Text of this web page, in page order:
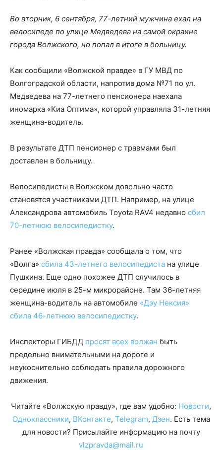
Во вторник, 6 сентября, 77-летний мужчина ехал на
велосипеде по улице Медведева на самой окраине
города Волжского, но попал в итоге в больницу.
Как сообщили «Волжской правде» в ГУ МВД по
Волгоградской области, напротив дома №71 по ул.
Медведева на 77-летнего пенсионера наехала
иномарка «Киа Оптима», которой управляла 31-летняя
женщина-водитель.
В результате ДТП пенсионер с травмами был
доставлен в больницу.
Велосипедисты в Волжском довольно часто
становятся участниками ДТП. Например, на улице
Александрова автомобиль Toyota RAV4 недавно сбил
70-летнюю велосипедистку.
Ранее «Волжская правда» сообщала о том, что
«Волга» сбила 43-летнего велосипедиста на улице
Пушкина. Еще одно похожее ДТП случилось в
середине июля в 25-м микрорайоне. Там 36-летняя
женщина-водитель на автомобиле «Дэу Нексия»
сбила 46-летнюю велосипедистку.
Инспекторы ГИБДД просят всех волжан быть
предельно внимательными на дороге и
неукоснительно соблюдать правила дорожного
движения.
Читайте «Волжскую правду», где вам удобно: Новости,
Одноклассники, ВКонтакте, Telegram, Дзен. Есть тема
для новости? Присылайте информацию на почту
vlzpravda@mail.ru